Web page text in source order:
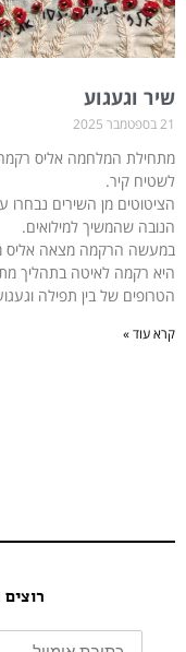
שיר וגעגוע
21 בספטמבר 2025
מתחילת המלחמה אליס רקמה
לשטיח קיר.
הציטוטים מן השירים נבחרו
הנובה שהמשיך למילואים.
במעשה הרקמה מצאה אליס
היא רקמה לאיטה בתהליך
הטרופים של בין תפילה
קרא עוד »